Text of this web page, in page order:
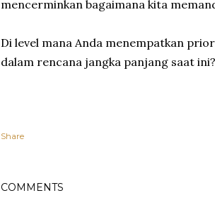
mencerminkan bagaimana kita
Di level mana Anda menempatkan
dalam rencana jangka panjang saat ini?
Share
COMMENTS